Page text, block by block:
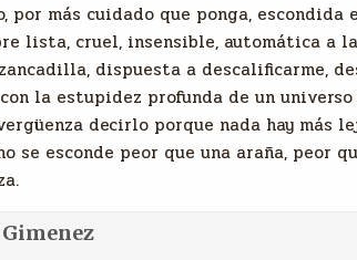
por más cuidado que ponga, escondida
lista, cruel, insensible, automática a
dispuesta a descalificarme,
la estupidez profunda de un
decirlo porque nada hay más
se esconde peor que una araña, peor